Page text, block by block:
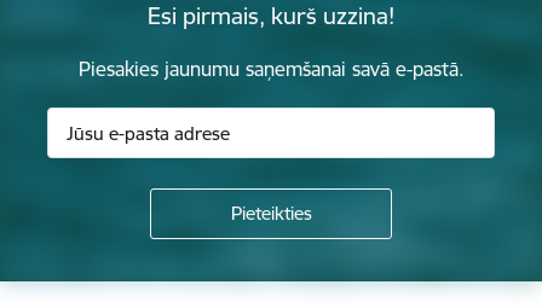
Esi pirmais, kurš uzzina!
Piesakies jaunumu saņemšanai savā e-pastā.
Kājene